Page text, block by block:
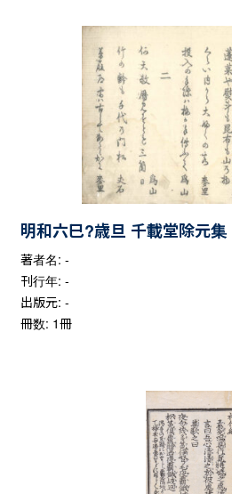
明和六巳?歳旦 千載堂除元集
著者名: -
刊行年: -
出版元: -
冊数: 1冊